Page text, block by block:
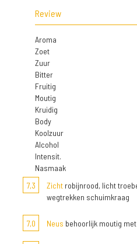
Review
Aroma
Zoet
Zuur
Bitter
Fruitig
Moutig
Kruidig
Body
Koolzuur
Alcohol
Intensit.
Nasmaak
7,3
Zicht robijnrood, licht
wegtrekken schuimkraag
7,0 Neus behoorlijk moutig